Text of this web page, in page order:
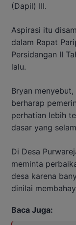
(Dapil) III.
Aspirasi itu
dalam Rapat
Persidangan II
lalu.
Bryan
berharap
perhatian lebih
dasar yang
Di Desa
meminta
desa karena
dinilai
Baca Juga: